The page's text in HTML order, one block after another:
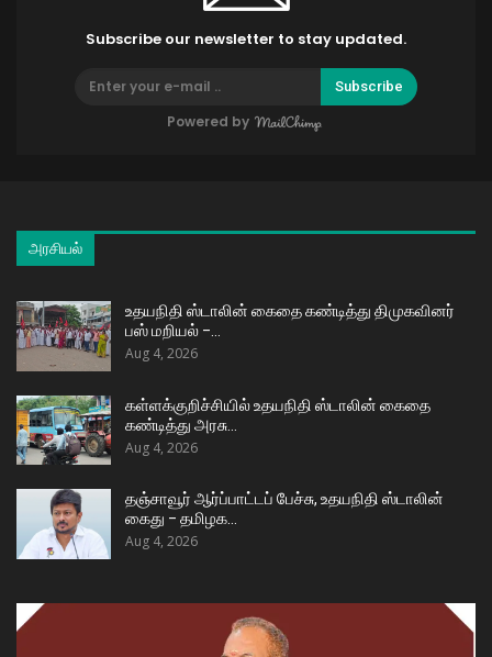
Subscribe our newsletter to stay updated.
Subscribe
Powered by
அரசியல்
உதயநிதி ஸ்டாலின் கைதை கண்டித்து திமுகவினர்
பஸ் மறியல் –…
Aug 4, 2026
கள்ளக்குறிச்சியில் உதயநிதி ஸ்டாலின் கைதை
கண்டித்து அரசு…
Aug 4, 2026
தஞ்சாவூர் ஆர்ப்பாட்டப் பேச்சு, உதயநிதி ஸ்டாலின்
கைது – தமிழக…
Aug 4, 2026